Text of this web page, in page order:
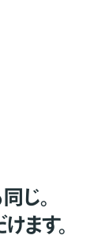
じ。
ます。